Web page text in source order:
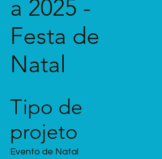
a 2025 -
Festa de
Natal
Tipo de
projeto
Evento de Natal